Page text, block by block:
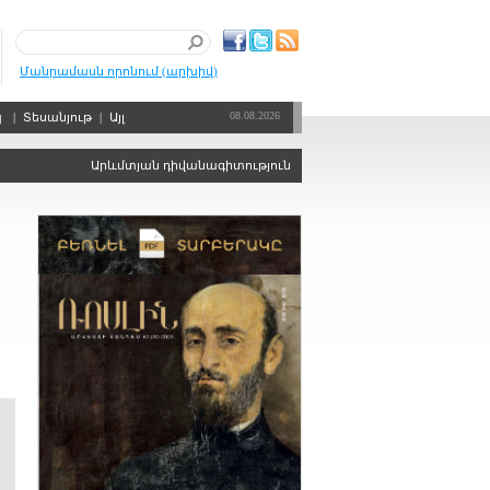
Մանրամասն որոնում (արխիվ)
| Տեսանյութ | Այլ 08.08.2026
Արևմտյան դիվանագիտությունը, որպես քաղաքական